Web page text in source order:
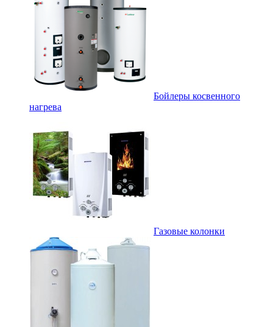
Бойлеры косвенного
нагрева
Газовые колонки